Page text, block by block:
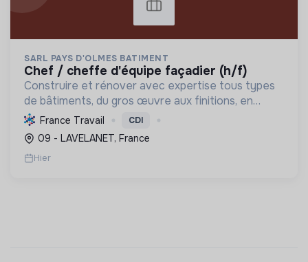
SARL PAYS D'OLMES BATIMENT
chef / cheffe d'équipe façadier (h/f)
Construire et rénover avec expertise tous types
de bâtiments, du gros œuvre aux finitions, en
valorisant l'inclusion sociale et la formation
continue. Label RGE.
France Travail CDI
09 - LAVELANET, France
Hier